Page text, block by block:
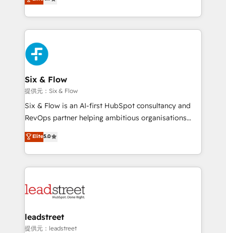
working with mid-market and enterprise
organisations, global organisations and those with
complex use cases 🏆 CRM Implementation,
Platform Enablement, Custom Integration and
Onboarding Accredited 🔐 ISO27001 & ISO9001
Certified
Marketing, Sales, Service, CMS and Operations Hub,
so selling and actually engaging with your customers
feels easy and pain-free. We are a top ranked
HubSpot Elite Partner, winner of Rookie of the Year
and Customer First Awards, 4.9/5 rating in HubSpot
Reviews and 4.9/5 rating in Clutch Reviews. Digifianz
helps the following industries: logistics & 3PL, home
improvement & construction, branding and
commercialization, real estate, health, education,
SaaS, Software Dev & IT and consulting, make the
the United States, EU, UAE, Mexico and Latin
America. From casual user to super fan: make
Six & Flow
提供元：Six & Flow
Six & Flow is an AI-first HubSpot consultancy and
RevOps partner helping ambitious organisations
grow with clarity, confidence, and intelligence.
Operating across the UK, Netherlands, Ireland, and
Canada, we’ve delivered thousands of successful
HubSpot projects for mid-market and enterprise
combine HubSpot, data, and AI to design connected
and technology for predictable, scalable revenue
growth. Our expertise spans RevOps, CRM and data
Elite5.0
leadstreet
提供元：leadstreet